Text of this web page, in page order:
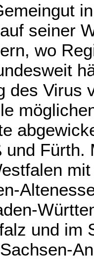
seiner
wo
des Virus
und Fürth.
und im